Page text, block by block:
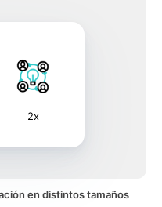
2x
en distintos tamaños